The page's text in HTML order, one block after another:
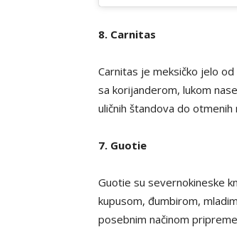
8. Carnitas
Carnitas je meksičko jelo
sa korijanderom, lukom
uličnih štandova do
7. Guotie
Guotie su severnokineske
kupusom, đumbirom,
posebnim načinom